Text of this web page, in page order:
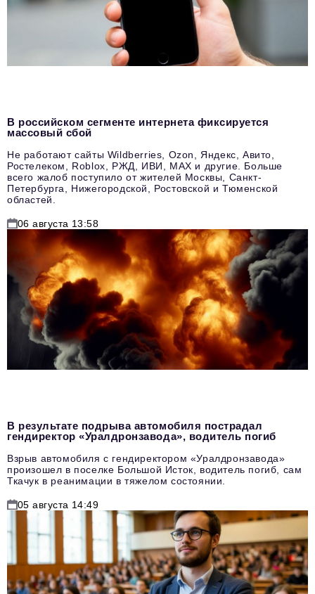
В российском сегменте интернета фиксируется
массовый сбой
Не работают сайты Wildberries, Ozon, Яндекс, Авито,
Ростелеком, Roblox, РЖД, ИВИ, MAX и другие. Больше
всего жалоб поступило от жителей Москвы, Санкт-
Петербурга, Нижегородской, Ростовской и Тюменской
областей.
06 августа 13:58
В результате подрыва автомобиля пострадал
гендиректор «Уралдронзавода», водитель погиб
Взрыв автомобиля с гендиректором «Уралдронзавода»
произошел в поселке Большой Исток, водитель погиб, сам
Ткачук в реанимации в тяжелом состоянии.
05 августа 14:49